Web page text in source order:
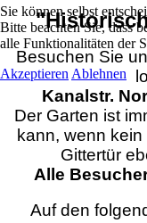
Besuchen Sie
Kanalstr.
Der Garten ist
kann, wenn
Gittertür
Alle
Auf den
Sie können selbst
Bitte beachten Sie, dass
alle Funktionalitäten der
Akzeptieren Ablehnen